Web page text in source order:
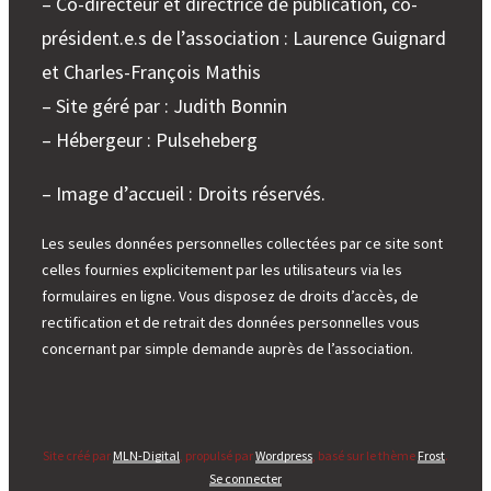
les
membres
de
l’AHCESR
président.e.s de l’association : Laurence Guignard
et Charles-François Mathis
– Site géré par : Judith Bonnin
– Hébergeur : Pulseheberg
– Image d’accueil : Droits réservés.
Les seules données personnelles collectées par ce site sont
celles fournies explicitement par les utilisateurs via les
formulaires en ligne. Vous disposez de droits d’accès, de
rectification et de retrait des données personnelles vous
concernant par simple demande auprès de l’association.
Site créé par MLN-Digital , propulsé parWordpress , basé sur le thème Frost.
Se connecter